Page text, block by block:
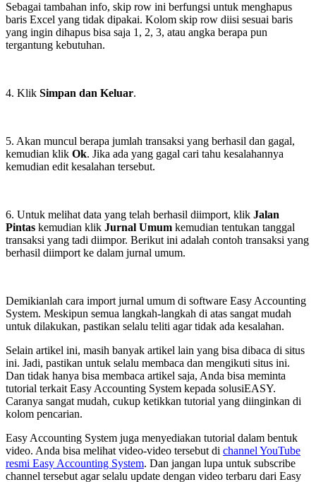
Sebagai tambahan info, skip row ini berfungsi untuk menghapus
baris Excel yang tidak dipakai. Kolom skip row diisi sesuai baris
yang ingin dihapus bisa saja 1, 2, 3, atau angka berapa pun
tergantung kebutuhan.
4. Klik Simpan dan Keluar.
5. Akan muncul berapa jumlah transaksi yang berhasil dan gagal,
kemudian klik Ok. Jika ada yang gagal cari tahu kesalahannya
kemudian edit kesalahan tersebut.
6. Untuk melihat data yang telah berhasil diimport, klik Jalan
Pintas kemudian klik Jurnal Umum kemudian tentukan tanggal
transaksi yang tadi diimpor. Berikut ini adalah contoh transaksi yang
berhasil diimport ke dalam jurnal umum.
Demikianlah cara import jurnal umum di software Easy Accounting
System. Meskipun semua langkah-langkah di atas sangat mudah
untuk dilakukan, pastikan selalu teliti agar tidak ada kesalahan.
Selain artikel ini, masih banyak artikel lain yang bisa dibaca di situs
ini. Jadi, pastikan untuk selalu membaca dan mengikuti situs ini.
Dan tidak hanya bisa membaca artikel saja, Anda bisa meminta
tutorial terkait Easy Accounting System kepada solusiEASY.
Caranya sangat mudah, cukup ketikkan tutorial yang diinginkan di
kolom pencarian.
Easy Accounting System juga menyediakan tutorial dalam bentuk
video. Anda bisa melihat video-video tersebut di channel YouTube
resmi Easy Accounting System. Dan jangan lupa untuk subscribe
channel tersebut agar selalu update dengan video terbaru dari Easy